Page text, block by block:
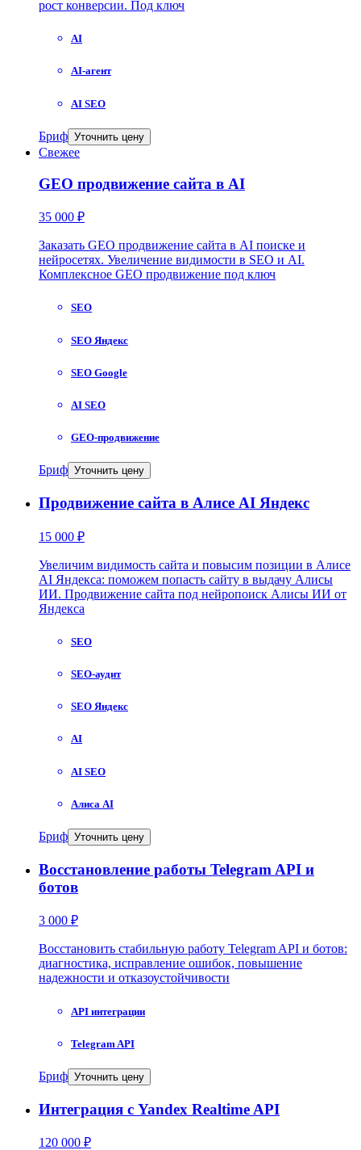
рост конверсии. Под ключ
AI
AI-агент
AI SEO
Бриф Уточнить цену
Свежее
GEO продвижение сайта в AI
35 000 ₽
Заказать GEO продвижение сайта в AI поиске и
нейросетях. Увеличение видимости в SEO и AI.
Комплексное GEO продвижение под ключ
SEO
SEO Яндекс
SEO Google
AI SEO
GEO-продвижение
Бриф Уточнить цену
Продвижение сайта в Алисе AI Яндекс
15 000 ₽
Увеличим видимость сайта и повысим позиции в Алисе
AI Яндекса: поможем попасть сайту в выдачу Алисы
ИИ. Продвижение сайта под нейропоиск Алисы ИИ от
Яндекса
SEO
SEO-аудит
SEO Яндекс
AI
AI SEO
Алиса AI
Бриф Уточнить цену
Восстановление работы Telegram API и
ботов
3 000 ₽
Восстановить стабильную работу Telegram API и ботов:
диагностика, исправление ошибок, повышение
надежности и отказоустойчивости
API интеграции
Telegram API
Бриф Уточнить цену
Интеграция с Yandex Realtime API
120 000 ₽